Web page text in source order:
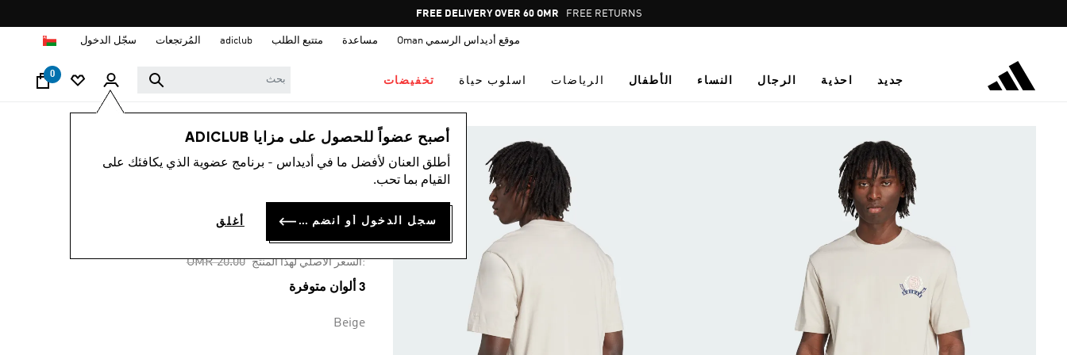
Pause
promotion
FREE DELIVERY OVER 60 OMR FREE RETURNS
موقع أديداس الرسمي Oman مساعدة متتبع الطلب adiclub المُرتجعات سجّل الدخول
جديد احذية الرجال النساء الأطفال الرياضات اسلوب حياة تخفيضات
0
أصبح عضواً للحصول على مزايا ADICLUB
أطلق العنان لأفضل ما في أديداس - برنامج عضوية الذي يكافئك على
القيام بما تحب.
سجل الدخول أو انضم الآن أغلق
الرجال ملابس
تيشيرت واسعة
OMR 14.00
:السعر الأصلي لهذا المنتج Price reduced from
OMR 20.00
to
3 ألوان متوفرة
Beige